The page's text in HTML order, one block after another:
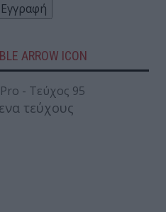
τεύχους